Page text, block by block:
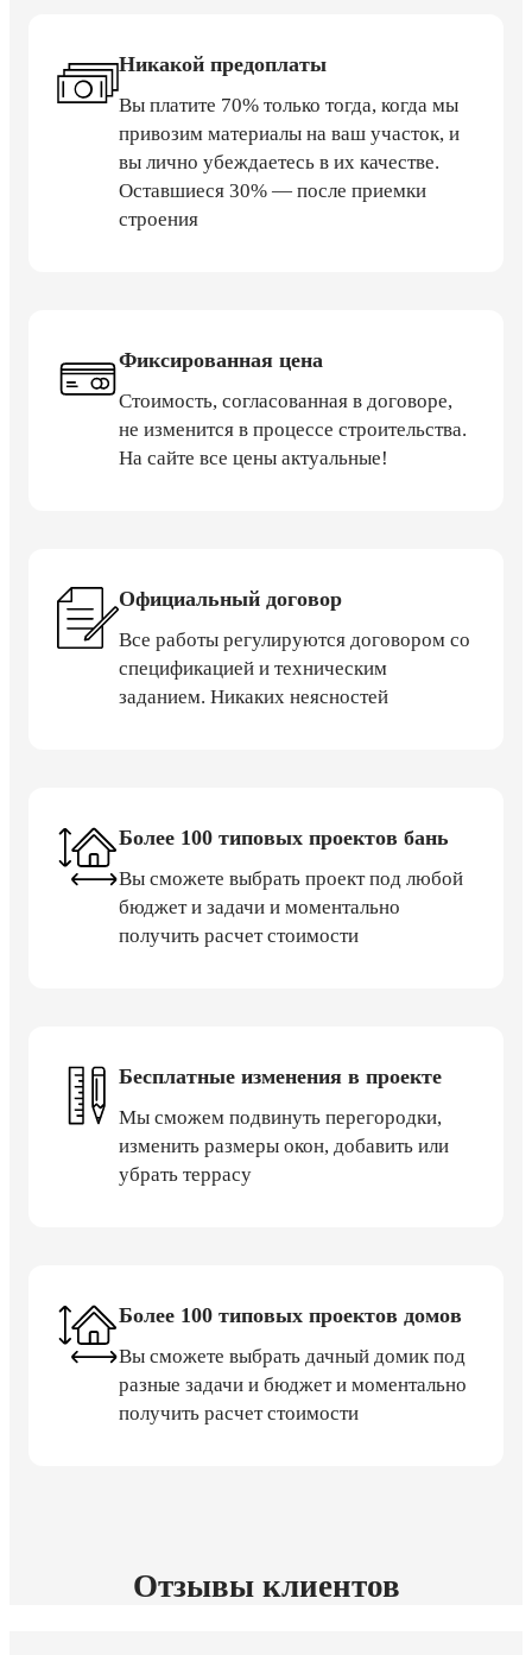
Никакой предоплаты
Вы платите 70% только тогда, когда мы
привозим материалы на ваш участок, и
вы лично убеждаетесь в их качестве.
Оставшиеся 30% — после приемки
строения
Фиксированная цена
Стоимость, согласованная в договоре,
не изменится в процессе строительства.
На сайте все цены актуальные!
Официальный договор
Все работы регулируются договором со
спецификацией и техническим
заданием. Никаких неясностей
Более 100 типовых проектов бань
Вы сможете выбрать проект под любой
бюджет и задачи и моментально
получить расчет стоимости
Бесплатные изменения в проекте
Мы сможем подвинуть перегородки,
изменить размеры окон, добавить или
убрать террасу
Более 100 типовых проектов домов
Вы сможете выбрать дачный домик под
разные задачи и бюджет и моментально
получить расчет стоимости
Отзывы клиентов